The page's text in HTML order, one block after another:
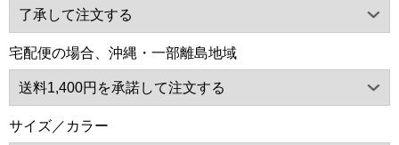
宅配便の場合、沖縄・一部離島地域
サイズ／カラー